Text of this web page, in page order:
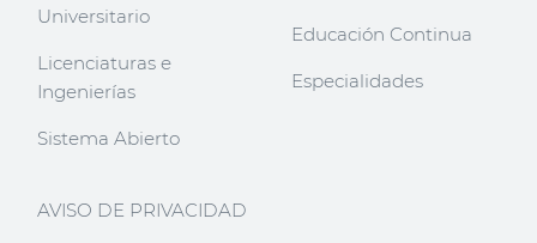
Universitario
Licenciaturas e
Ingenierías
Sistema Abierto
Educación Continua
Especialidades
AVISO DE PRIVACIDAD